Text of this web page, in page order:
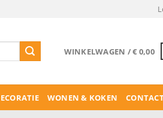
WINKELWAGEN /€ 0,00
WONEN & KOKEN